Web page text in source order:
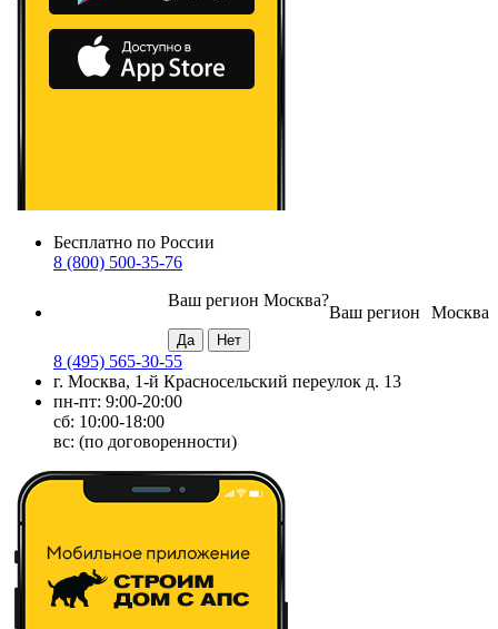
Бесплатно по России
8 (800) 500-35-76
Москва
Ваш регион
Ваш регион Москва?
8 (495) 565-30-55
г. Москва, 1-й Красносельский переулок д. 13
пн-пт: 9:00-20:00
сб: 10:00-18:00
вс: (по договоренности)